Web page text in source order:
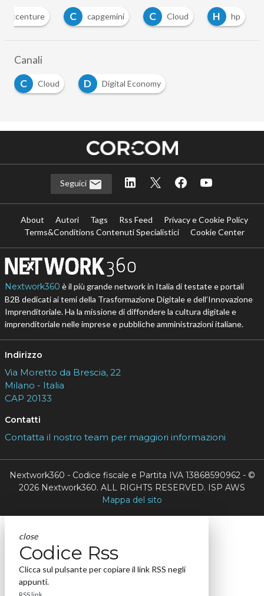
accenture C capgemini C Cloud H
hp
Canali
C
Cloud D
Digital Economy
Seguici
About Autori Tags Rss Feed
Privacy e Cookie Policy
Terms&Conditions Contenuti Specialistici
Cookie Center
Nextwork360 è il più grande network in Italia di testate e portali
B2B dedicati ai temi della Trasformazione Digitale e dell’Innovazione
Imprenditoriale. Ha la missione di diffondere la cultura digitale e
imprenditoriale nelle imprese e pubbliche amministrazioni italiane.
Indirizzo
Via Moretto da Brescia, 22
Milano - Italia
CAP 20133
Contatti
Contatta il nostro team per maggiori informazioni
Nextwork360 - Codice fiscale e Partita IVA 13868590962 - ©
2026 Nextwork360. ALL RIGHTS RESERVED. ISP AWS
Mappa del sito
close
Codice Rss
Clicca sul pulsante per copiare il link RSS negli
appunti.
RSS link